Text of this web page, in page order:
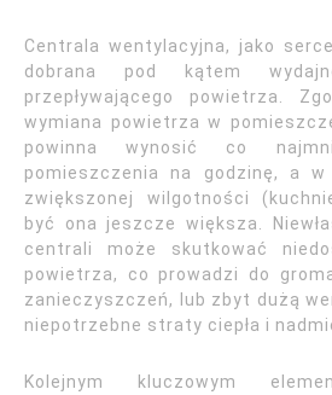
Centrala wentylacyjna, jako
dobrana pod kątem
przepływającego powietrza.
wymiana powietrza w
powinna wynosić co
pomieszczenia na godzinę, a
zwiększonej wilgotności
być ona jeszcze większa.
centrali może skutkować
powietrza, co prowadzi do
zanieczyszczeń, lub zbyt dużą
niepotrzebne straty ciepła i
Kolejnym kluczowym